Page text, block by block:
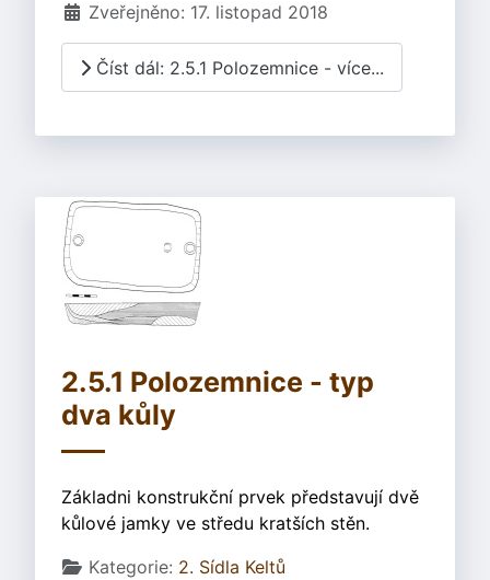
Zveřejněno: 17. listopad 2018
Číst dál: 2.5.1 Polozemnice - více...
2.5.1 Polozemnice - typ
dva kůly
Základni konstrukční prvek představují dvě
kůlové jamky ve středu kratších stěn.
Základní údaje
Kategorie: 2. Sídla Keltů